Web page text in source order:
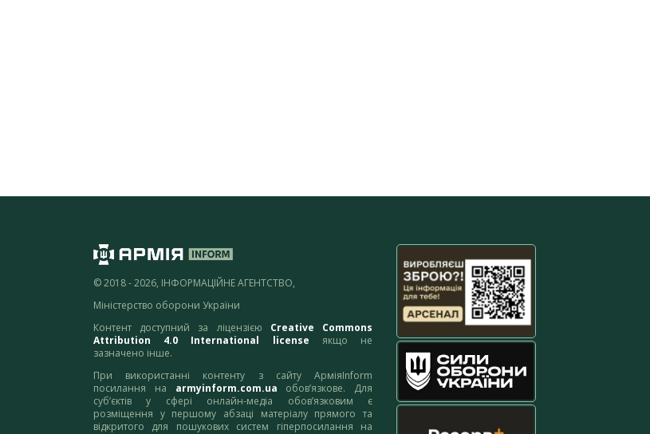
© 2018 - 2026, ІНФОРМАЦІЙНЕ АГЕНТСТВО,
Міністерство оборони України
Контент доступний за ліцензією Creative Commons
Attribution 4.0 International license якщо не
зазначено інше.
При використанні контенту з сайту АрміяInform
посилання на armyinform.com.ua обов’язкове. Для
суб’єктів у сфері онлайн-медіа обов’язковим є
розміщення у першому абзаці матеріалу прямого та
відкритого для пошукових систем гіперпосилання на